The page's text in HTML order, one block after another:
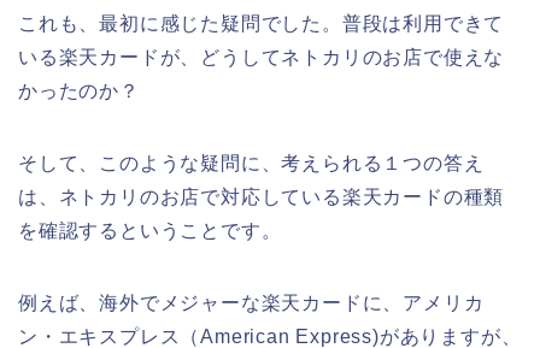
これも、最初に感じた疑問でした。普段は利用できて
いる楽天カードが、どうしてネトカリのお店で使えな
かったのか？
そして、このような疑問に、考えられる１つの答え
は、ネトカリのお店で対応している楽天カードの種類
を確認するということです。
例えば、海外でメジャーな楽天カードに、アメリカ
ン・エキスプレス（American Express)がありますが、